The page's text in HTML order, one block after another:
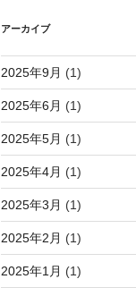
アーカイブ
2025年9月 (1)
2025年6月 (1)
2025年5月 (1)
2025年4月 (1)
2025年3月 (1)
2025年2月 (1)
2025年1月 (1)